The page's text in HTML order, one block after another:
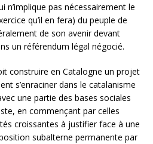
n’implique pas nécessairement le
qu’il en fera) du peuple de
de son avenir devant
un référendum légal négocié.
construire en Catalogne un projet
s’enraciner dans le catalanisme
une partie des bases sociales
en commençant par celles
croissantes à justifier face à une
subalterne permanente par